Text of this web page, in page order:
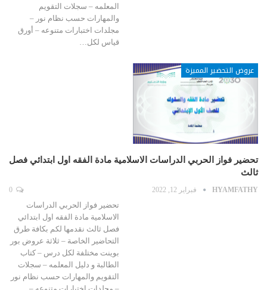
المعلمه – سجلات التقويم
والمهارات حسب نظام نور –
مجلدات اختبارات متنوعه – أورق
قياس لكل…
عروض التحضير المميزة
تحضير فواز الحربي الدراسات الاسلامية مادة الفقه اول ابتدائي فصل
ثالث
HYAMFATHY فبراير 12, 2022
تحضير فواز الحربي الدراسات
الاسلامية مادة الفقه اول ابتدائي
فصل ثالث نقدمها لكم بكافة طرق
التحاضير الخاصة – ثلاثة عروض بور
بوينت مختلفة لكل درس – كتاب
الطالبة و دليل المعلمه – سجلات
التقويم والمهارات حسب نظام نور